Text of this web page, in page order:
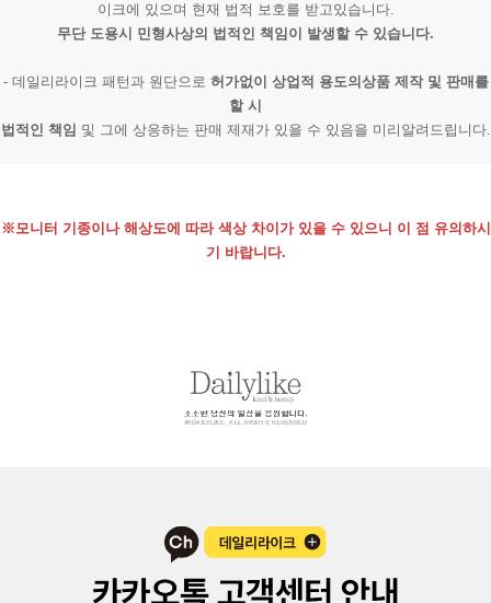
이크에 있으며 현재 법적 보호를 받고있습니다.
무단 도용시 민형사상의 법적인 책임이 발생할 수 있습니다.
- 데일리라이크 패턴과 원단으로 허가없이 상업적 용도의상품 제작 및 판매를
할 시
법적인 책임 및 그에 상응하는 판매 제재가 있을 수 있음을 미리알려드립니다.
※모니터 기종이나 해상도에 따라 색상 차이가 있을 수 있으니 이 점 유의하시
기 바랍니다.